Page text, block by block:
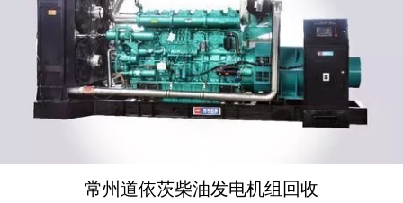
常州道依茨柴油发电机组回收